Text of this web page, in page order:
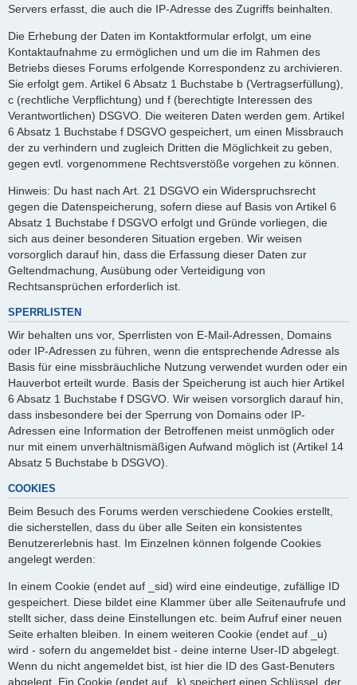
Servers erfasst, die auch die IP-Adresse des Zugriffs beinhalten.
Die Erhebung der Daten im Kontaktformular erfolgt, um eine
Kontaktaufnahme zu ermöglichen und um die im Rahmen des
Betriebs dieses Forums erfolgende Korrespondenz zu archivieren.
Sie erfolgt gem. Artikel 6 Absatz 1 Buchstabe b (Vertragserfüllung),
c (rechtliche Verpflichtung) und f (berechtigte Interessen des
Verantwortlichen) DSGVO. Die weiteren Daten werden gem. Artikel
6 Absatz 1 Buchstabe f DSGVO gespeichert, um einen Missbrauch
der zu verhindern und zugleich Dritten die Möglichkeit zu geben,
gegen evtl. vorgenommene Rechtsverstöße vorgehen zu können.
Hinweis: Du hast nach Art. 21 DSGVO ein Widerspruchsrecht
gegen die Datenspeicherung, sofern diese auf Basis von Artikel 6
Absatz 1 Buchstabe f DSGVO erfolgt und Gründe vorliegen, die
sich aus deiner besonderen Situation ergeben. Wir weisen
vorsorglich darauf hin, dass die Erfassung dieser Daten zur
Geltendmachung, Ausübung oder Verteidigung von
Rechtsansprüchen erforderlich ist.
SPERRLISTEN
Wir behalten uns vor, Sperrlisten von E-Mail-Adressen, Domains
oder IP-Adressen zu führen, wenn die entsprechende Adresse als
Basis für eine missbräuchliche Nutzung verwendet wurden oder ein
Hauverbot erteilt wurde. Basis der Speicherung ist auch hier Artikel
6 Absatz 1 Buchstabe f DSGVO. Wir weisen vorsorglich darauf hin,
dass insbesondere bei der Sperrung von Domains oder IP-
Adressen eine Information der Betroffenen meist unmöglich oder
nur mit einem unverhältnismäßigen Aufwand möglich ist (Artikel 14
Absatz 5 Buchstabe b DSGVO).
COOKIES
Beim Besuch des Forums werden verschiedene Cookies erstellt,
die sicherstellen, dass du über alle Seiten ein konsistentes
Benutzererlebnis hast. Im Einzelnen können folgende Cookies
angelegt werden:
In einem Cookie (endet auf _sid) wird eine eindeutige, zufällige ID
gespeichert. Diese bildet eine Klammer über alle Seitenaufrufe und
stellt sicher, dass deine Einstellungen etc. beim Aufruf einer neuen
Seite erhalten bleiben. In einem weiteren Cookie (endet auf _u)
wird - sofern du angemeldet bist - deine interne User-ID abgelegt.
Wenn du nicht angemeldet bist, ist hier die ID des Gast-Benuters
abgelegt. Ein Cookie (endet auf _k) speichert einen Schlüssel, der